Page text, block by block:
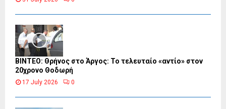
ΒΙΝΤΕΟ: Θρήνος στο Άργος: Το τελευταίο «αντίο» στον
20χρονο Θοδωρή
17 July 2026 0